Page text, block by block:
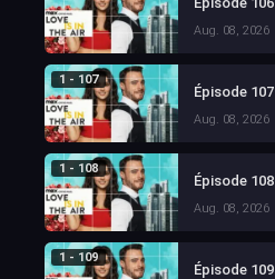
Aug. 08, 2026
1 - 107
Épisode 107
Aug. 08, 2026
1 - 108
Épisode 108
Aug. 08, 2026
1 - 109
Épisode 109